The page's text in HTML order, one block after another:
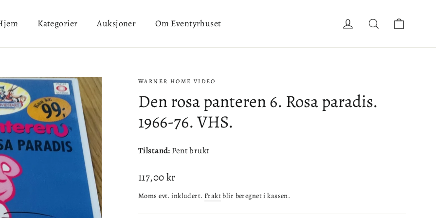
Kategorier Auksjoner Om Eventyrhuset Logg inn
WARNER HOME VIDEO
Den rosa panteren 6. Rosa paradis.
1966-76. VHS.
Tilstand: Pent brukt
Ordinær
117,00 kr
Moms evt. inkludert. Fraktblir beregnet i kassen.